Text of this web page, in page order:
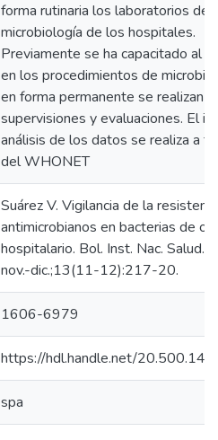
forma rutinaria los laboratorios de
microbiología de los hospitales.
Previamente se ha capacitado al
en los procedimientos de
en forma permanente se realizan
supervisiones y evaluaciones. El
análisis de los datos se realiza a
del WHONET
Suárez V. Vigilancia de la
antimicrobianos en bacterias de
hospitalario. Bol. Inst. Nac. Salud.
nov.-dic.;13(11-12):217-20.
1606-6979
https://hdl.handle.net/
spa